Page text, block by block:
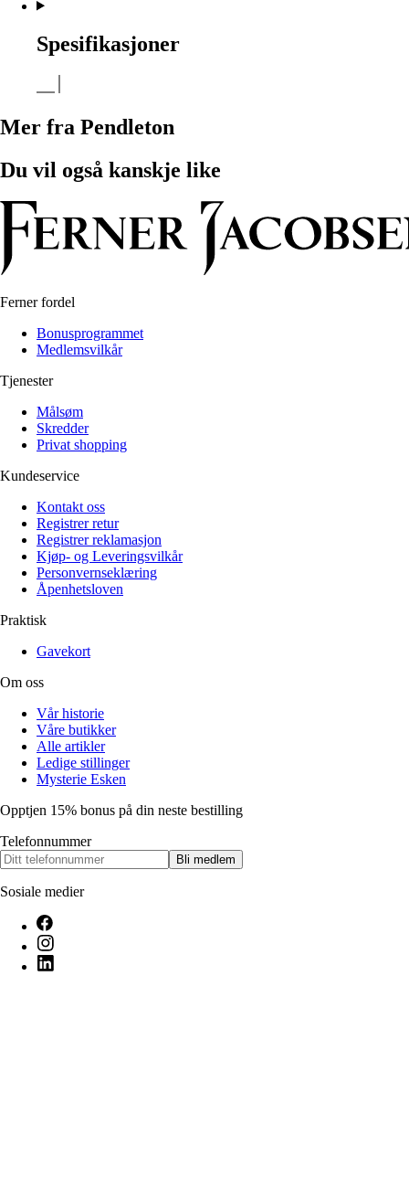
Spesifikasjoner
Mer fra Pendleton
Du vil også kanskje like
Ferner fordel
Bonusprogrammet
Medlemsvilkår
Tjenester
Målsøm
Skredder
Privat shopping
Kundeservice
Kontakt oss
Registrer retur
Registrer reklamasjon
Kjøp- og Leveringsvilkår
Personvernseklæring
Åpenhetsloven
Praktisk
Gavekort
Om oss
Vår historie
Våre butikker
Alle artikler
Ledige stillinger
Mysterie Esken
Opptjen 15% bonus på din neste bestilling
Telefonnummer
Bli medlem
Sosiale medier